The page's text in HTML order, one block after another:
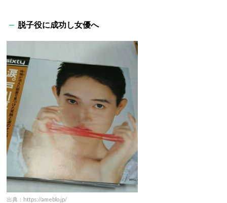
脱子役に成功し女優へ
出典：https://ameblo.jp/